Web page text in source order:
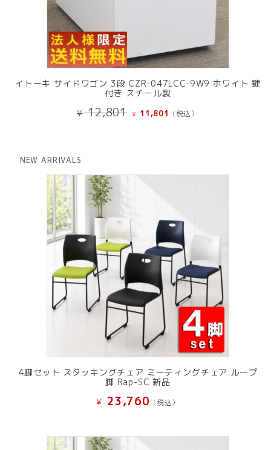
イトーキ サイドワゴン 3段 CZR-047LCC-9W9 ホワイト 鍵
付き スチール製
¥12,801 元
¥ 11,801 現
(税込）
NEW ARRIVALS
4脚セット スタッキングチェア ミーティングチェア ループ
脚 Rap-SC 新品
¥ 23,760 (税込）